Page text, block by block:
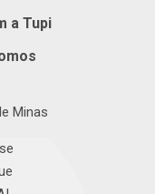
a Tupi
Minas